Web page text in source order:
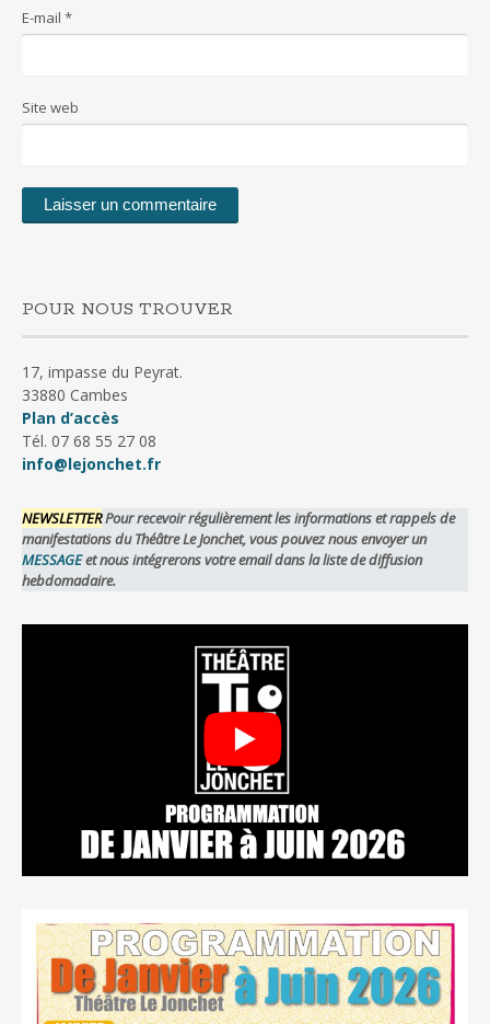
E-mail *
Site web
POUR NOUS TROUVER
17, impasse du Peyrat.
33880 Cambes
Plan d’accès
Tél. 07 68 55 27 08
info@lejonchet.fr
NEWSLETTERPour recevoir régulièrement les informations et rappels de
manifestations du Théâtre Le Jonchet, vous pouvez nous envoyer un
MESSAGEet nous intégrerons votre email dans la liste de diffusion
hebdomadaire.